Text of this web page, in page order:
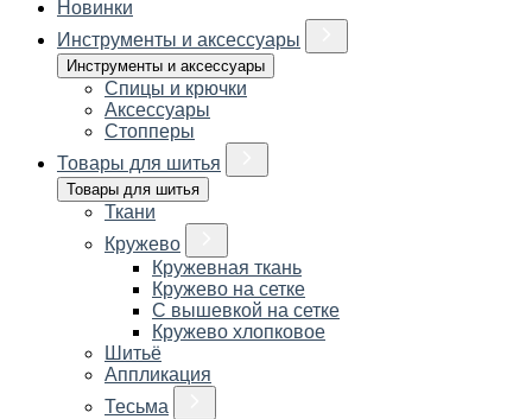
Новинки
Инструменты и аксессуары
Инструменты и аксессуары
Спицы и крючки
Аксессуары
Стопперы
Товары для шитья
Товары для шитья
Ткани
Кружево
Кружевная ткань
Кружево на сетке
С вышевкой на сетке
Кружево хлопковое
Шитьё
Аппликация
Тесьма